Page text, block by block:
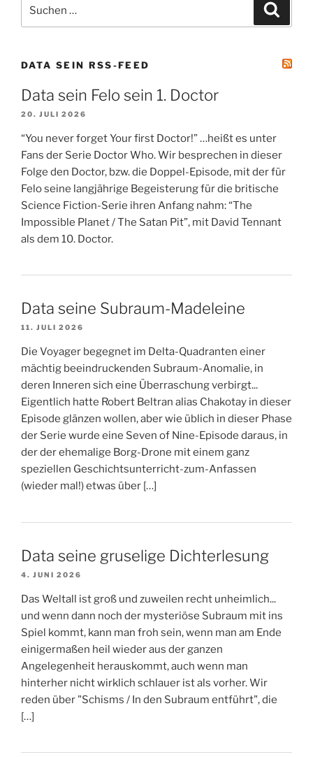
nach:
DATA SEIN RSS-FEED
Data sein Felo sein 1. Doctor
20. JULI 2026
“You never forget Your first Doctor!” …heißt es unter
Fans der Serie Doctor Who. Wir besprechen in dieser
Folge den Doctor, bzw. die Doppel-Episode, mit der für
Felo seine langjährige Begeisterung für die britische
Science Fiction-Serie ihren Anfang nahm: “The
Impossible Planet / The Satan Pit”, mit David Tennant
als dem 10. Doctor.
Data seine Subraum-Madeleine
11. JULI 2026
Die Voyager begegnet im Delta-Quadranten einer
mächtig beeindruckenden Subraum-Anomalie, in
deren Inneren sich eine Überraschung verbirgt...
Eigentlich hatte Robert Beltran alias Chakotay in dieser
Episode glänzen wollen, aber wie üblich in dieser Phase
der Serie wurde eine Seven of Nine-Episode daraus, in
der der ehemalige Borg-Drone mit einem ganz
speziellen Geschichtsunterricht-zum-Anfassen
(wieder mal!) etwas über […]
Data seine gruselige Dichterlesung
4. JUNI 2026
Das Weltall ist groß und zuweilen recht unheimlich...
und wenn dann noch der mysteriöse Subraum mit ins
Spiel kommt, kann man froh sein, wenn man am Ende
einigermaßen heil wieder aus der ganzen
Angelegenheit herauskommt, auch wenn man
hinterher nicht wirklich schlauer ist als vorher. Wir
reden über "Schisms / In den Subraum entführt", die
[…]